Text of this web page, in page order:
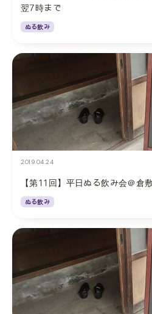
翌7時まで
ぬる飲み
2019.04.24
【第11回】平日ぬる飲み会＠倉
ぬる飲み